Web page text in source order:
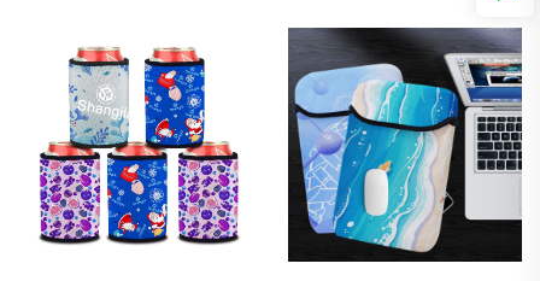
за лаптоп,
водонепроницаеми чанти
за лаптоп
тоалетна чанта, прозрачна
козметична чанта